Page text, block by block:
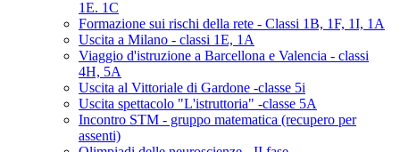
1E. 1C
Formazione sui rischi della rete - Classi 1B, 1F, 1I, 1A
Uscita a Milano - classi 1E, 1A
Viaggio d'istruzione a Barcellona e Valencia - classi
4H, 5A
Uscita al Vittoriale di Gardone -classe 5i
Uscita spettacolo "L'istruttoria" -classe 5A
Incontro STM - gruppo matematica (recupero per
assenti)